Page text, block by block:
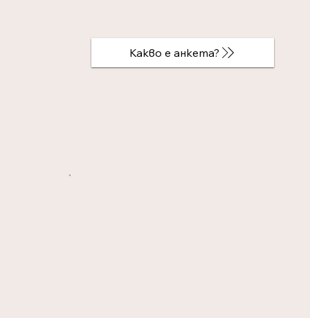
Какво е анкета?